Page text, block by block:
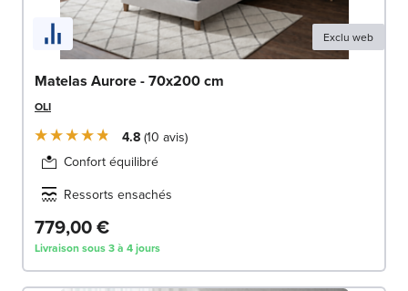
Exclu web
Matelas Aurore - 70x200 cm
OLI
4.8 10 avis
Confort équilibré
Ressorts ensachés
779,00 €
Livraison sous 3 à 4 jours